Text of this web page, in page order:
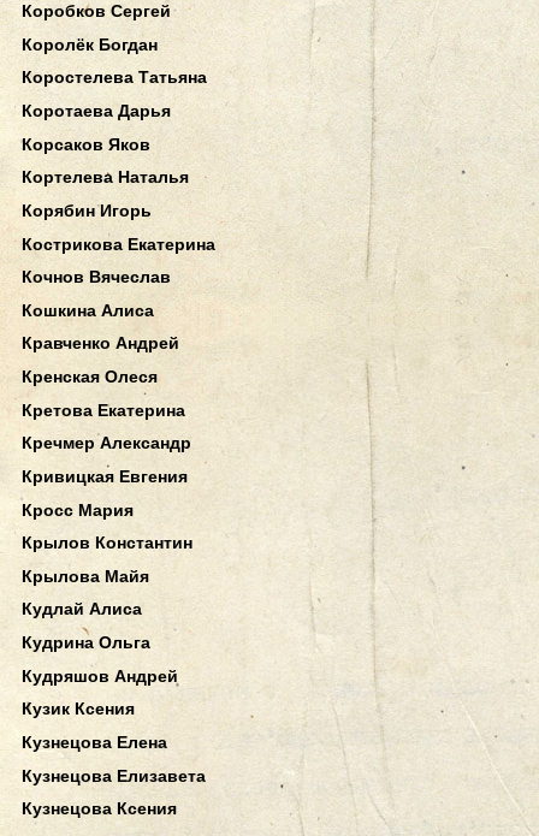
Коробков Сергей
Королёк Богдан
Коростелева Татьяна
Коротаева Дарья
Корсаков Яков
Кортелева Наталья
Корябин Игорь
Кострикова Екатерина
Кочнов Вячеслав
Кошкина Алиса
Кравченко Андрей
Кренская Олеся
Кретова Екатерина
Кречмер Александр
Кривицкая Евгения
Кросс Мария
Крылов Константин
Крылова Майя
Кудлай Алиса
Кудрина Ольга
Кудряшов Андрей
Кузик Ксения
Кузнецова Елена
Кузнецова Елизавета
Кузнецова Ксения